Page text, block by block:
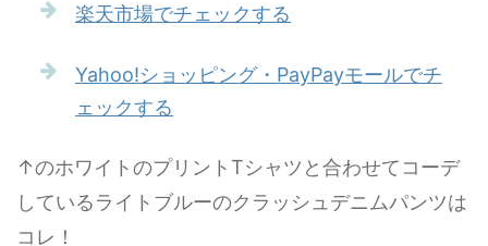
楽天市場でチェックする
Yahoo!ショッピング・PayPayモールでチ
ェックする
↑のホワイトのプリントTシャツと合わせてコーデ
しているライトブルーのクラッシュデニムパンツは
コレ！